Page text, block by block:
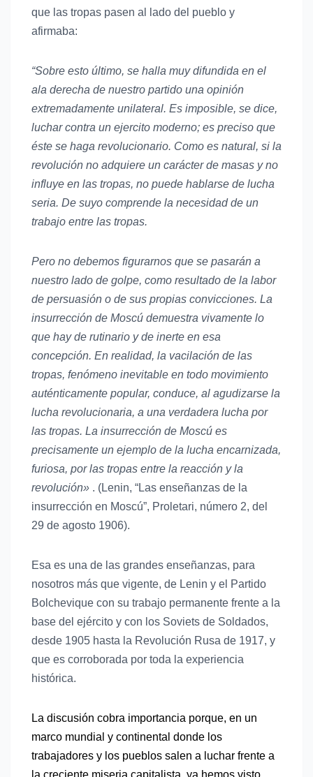
que las tropas pasen al lado del pueblo y
afirmaba:
“Sobre esto último, se halla muy difundida en el
ala derecha de nuestro partido una opinión
extremadamente unilateral. Es imposible, se dice,
luchar contra un ejercito moderno; es preciso que
éste se haga revolucionario. Como es natural, si la
revolución no adquiere un carácter de masas y no
influye en las tropas, no puede hablarse de lucha
seria. De suyo comprende la necesidad de un
trabajo entre las tropas.
Pero no debemos figurarnos que se pasarán a
nuestro lado de golpe, como resultado de la labor
de persuasión o de sus propias convicciones. La
insurrección de Moscú demuestra vivamente lo
que hay de rutinario y de inerte en esa
concepción. En realidad, la vacilación de las
tropas, fenómeno inevitable en todo movimiento
auténticamente popular, conduce, al agudizarse la
lucha revolucionaria, a una verdadera lucha por
las tropas. La insurrección de Moscú es
precisamente un ejemplo de la lucha encarnizada,
furiosa, por las tropas entre la reacción y la
revolución» . (Lenin, “Las enseñanzas de la
insurrección en Moscú”, Proletari, número 2, del
29 de agosto 1906).
Esa es una de las grandes enseñanzas, para
nosotros más que vigente, de Lenin y el Partido
Bolchevique con su trabajo permanente frente a la
base del ejército y con los Soviets de Soldados,
desde 1905 hasta la Revolución Rusa de 1917, y
que es corroborada por toda la experiencia
histórica.
La discusión cobra importancia porque, en un
marco mundial y continental donde los
trabajadores y los pueblos salen a luchar frente a
la creciente miseria capitalista, ya hemos visto